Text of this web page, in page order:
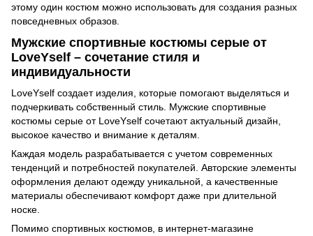
этому один костюм можно использовать для создания разных
повседневных образов.
Мужские спортивные костюмы серые от
LoveYself – сочетание стиля и
индивидуальности
LoveYself создает изделия, которые помогают выделяться и
подчеркивать собственный стиль. Мужские спортивные
костюмы серые от LoveYself сочетают актуальный дизайн,
высокое качество и внимание к деталям.
Каждая модель разрабатывается с учетом современных
тенденций и потребностей покупателей. Авторские элементы
оформления делают одежду уникальной, а качественные
материалы обеспечивают комфорт даже при длительной
носке.
Помимо спортивных костюмов, в интернет-магазине